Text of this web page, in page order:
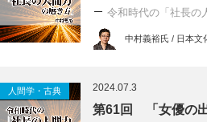
令和時代の「社長の
中村義裕氏 / 日本文
人間学・古典 2024.07.3
第61回 「女優の出